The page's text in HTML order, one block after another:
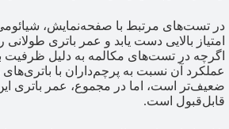
امتیاز بالایی دست یابد و عمر باتری طولانی
اگرچه در تست‌های مکالمه به دلیل ظرفیت
عملکرد آن نسبت به پرچم‌داران با
ضعیف‌تر است، اما در مجموع، عمر باتری
قابل‌قبول است.